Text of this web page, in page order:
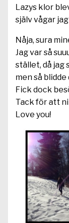
Lazys klor
själv vågar
Nåja, sura
Jag var så
stället, då jag
men så
Fick dock
Tack för att
Love you!